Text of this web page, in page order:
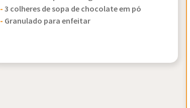
-3 colheres de sopa de chocolate em pó
- Granulado para enfeitar